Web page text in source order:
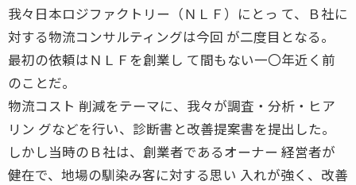
我々日本ロジファクトリー（ＮＬＦ）にとっ て、Ｂ社に
対する物流コンサルティングは今回 が二度目となる。
最初の依頼はＮＬＦを創業し て間もない一〇年近く前
のことだ。
物流コスト 削減をテーマに、我々が調査・分析・ヒア
リン グなどを行い、診断書と改善提案書を提出した。
しかし当時のＢ社は、創業者であるオーナー 経営者が
健在で、地場の馴染み客に対する思い 入れが強く、改善